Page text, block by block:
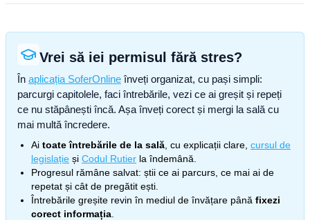
Vrei să iei permisul fără stres?
În aplicația SoferOnline înveți organizat, cu pași simpli:
parcurgi capitolele, faci întrebările, vezi ce ai greșit și repeți
ce nu stăpânești încă. Așa înveți corect și mergi la sală cu
mai multă încredere.
Ai toate întrebările de la sală , cu explicații clare, cursul de
legislație și Codul Rutier la îndemână.
Progresul rămâne salvat: știi ce ai parcurs, ce mai ai de
repetat și cât de pregătit ești.
Întrebările greșite revin în mediul de învățare până fixezi
corect informația